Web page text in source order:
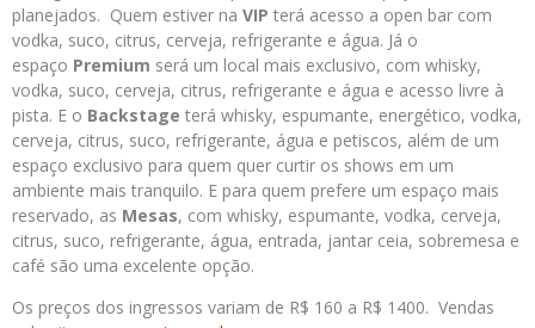
planejados. Quem estiver na VIP terá acesso a open bar com
vodka, suco, citrus, cerveja, refrigerante e água. Já o
espaço Premium será um local mais exclusivo, com whisky,
vodka, suco, cerveja, citrus, refrigerante e água e acesso livre à
pista. E o Backstage terá whisky, espumante, energético, vodka,
cerveja, citrus, suco, refrigerante, água e petiscos, além de um
espaço exclusivo para quem quer curtir os shows em um
ambiente mais tranquilo. E para quem prefere um espaço mais
reservado, as Mesas, com whisky, espumante, vodka, cerveja,
citrus, suco, refrigerante, água, entrada, jantar ceia, sobremesa e
café são uma excelente opção.
Os preços dos ingressos variam de R$ 160 a R$ 1400. Vendas